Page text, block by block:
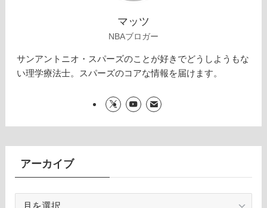
マッツ
NBAブロガー
サンアントニオ・スパーズのことが好きでどうしようもな
い理学療法士。スパーズのコアな情報を届けます。
アーカイブ